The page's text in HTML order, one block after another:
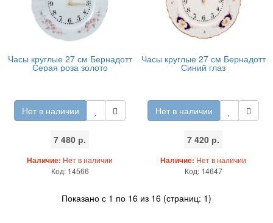
Часы круглые 27 см Бернадотт
Серая роза золото
Нет в наличии
7 480 р.
Наличие: Нет в наличии
Код: 14566
Часы круглые 27 см Бернадотт
Синий глаз
Нет в наличии
7 420 р.
Наличие: Нет в наличии
Код: 14647
Показано с 1 по 16 из 16 (страниц: 1)